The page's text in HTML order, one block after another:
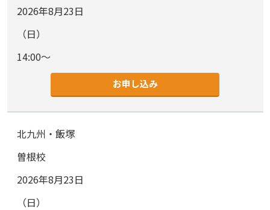
2026年8月23日
（日）
14:00～
お申し込み
北九州・飯塚
曽根校
2026年8月23日
（日）